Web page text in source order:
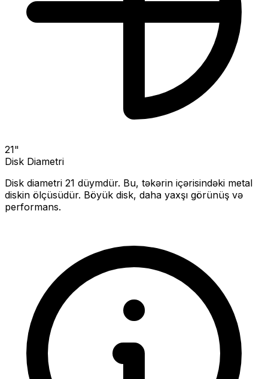
21"
Disk Diametri
Disk diametri 21 düymdür. Bu, təkərin içərisindəki metal
diskin ölçüsüdür. Böyük disk, daha yaxşı görünüş və
performans.